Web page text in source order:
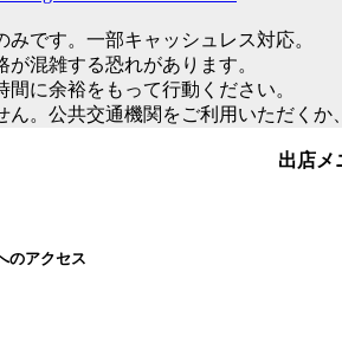
です。一部キャッシュレス対応。
混雑する恐れがあります。
に余裕をもって行動ください。
。公共交通機関をご利用いただくか
出店メ
のアクセス